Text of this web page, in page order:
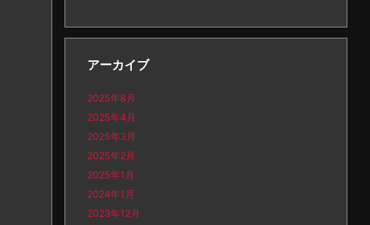
アーカイブ
2025年8月
2025年4月
2025年3月
2025年2月
2025年1月
2024年1月
2023年12月